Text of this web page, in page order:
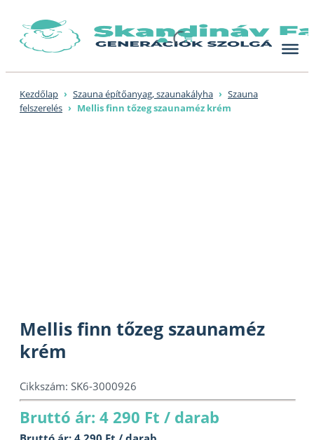
content
Kezdőlap › Szauna építőanyag, szaunakályha › Szauna
felszerelés › Mellis finn tőzeg szaunaméz krém
Mellis finn tőzeg szaunaméz
krém
Cikkszám: SK6-3000926
Bruttó ár: 4 290 Ft / darab